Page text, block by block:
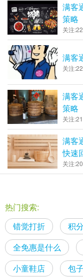
满客
策略
关注
满客
关注
满客
策略
关注
满客
快速
关注
热门搜索:
错觉打折
积
全免惠是什么
小童鞋店
包